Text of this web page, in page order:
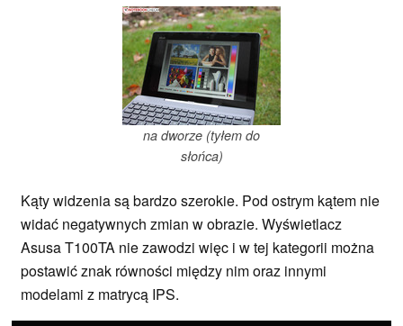
na dworze (tyłem do
słońca)
Kąty widzenia są bardzo szerokie. Pod ostrym kątem nie
widać negatywnych zmian w obrazie. Wyświetlacz
Asusa T100TA nie zawodzi więc i w tej kategorii można
postawić znak równości między nim oraz innymi
modelami z matrycą IPS.